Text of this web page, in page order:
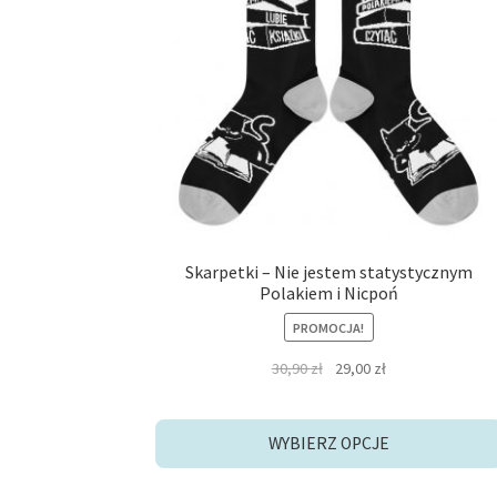
Skarpetki – Nie jestem statystycznym
Polakiem i Nicpoń
PROMOCJA!
30,90zł
Pierwotna
wynosiła:
30,90 zł.
29,00 złAktualna
wynosi:
29,00 zł.
WYBIERZ OPCJE
produktu